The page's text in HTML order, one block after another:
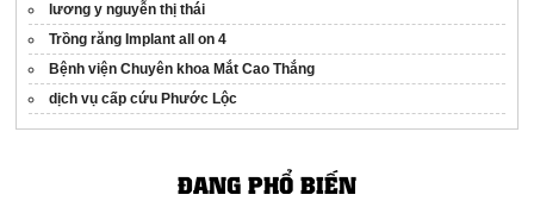
lương y nguyễn thị thái
Trồng răng Implant all on 4
Bệnh viện Chuyên khoa Mắt Cao Thắng
dịch vụ cấp cứu Phước Lộc
ĐANG PHỔ BIẾN